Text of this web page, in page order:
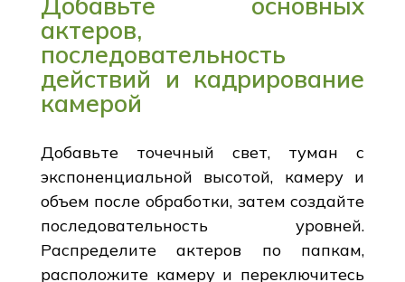
актеров,
последовательность
действий и кадрирование
камерой
Добавьте точечный свет, туман с
экспоненциальной высотой, камеру и
объем после обработки, затем создайте
последовательность уровней.
Распределите актеров по папкам,
расположите камеру и переключитесь